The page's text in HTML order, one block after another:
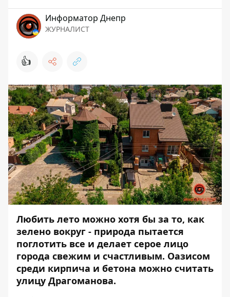
Информатор Днепр
ЖУРНАЛИСТ
👍
Любить лето можно хотя бы за то, как
зелено вокруг - природа пытается
поглотить все и делает серое лицо
города свежим и счастливым. Оазисом
среди кирпича и бетона можно считать
улицу Драгоманова.